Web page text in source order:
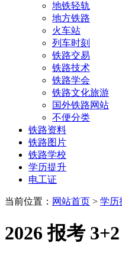
地铁轻轨
地方铁路
火车站
列车时刻
铁路交易
铁路技术
铁路学会
铁路文化旅游
国外铁路网站
不便分类
铁路资料
铁路图片
铁路学校
学历提升
电工证
当前位置： 网站首页 > 学历
2026 报考